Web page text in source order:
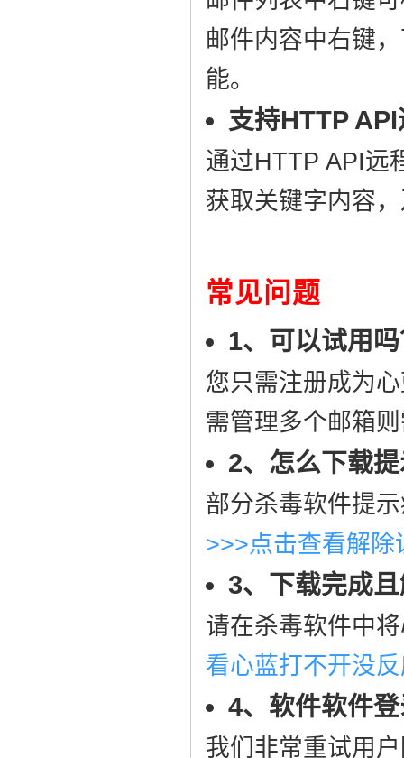
邮件内容中右键
能。
支持HTTP
通过HTTP API远
获取关键字内容
常见问题
1、可以试用
您只需注册成为
需管理多个邮箱
2、怎么下载
部分杀毒软件提
>>>点击查看解除
3、下载完成
请在杀毒软件中
看心蓝打不开没
4、软件软件
我们非常重试用